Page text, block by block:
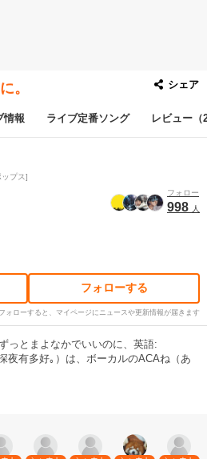
。 シェア
情報 ライブ定番ソング レビュー（
ップス
フォロー
998 人
フォローする
フォローすると、マイページにニュースや更新情報が届きます
っとまよなかでいいのに、英語:
夜有多好｡）は、ボーカルのACAね（あ